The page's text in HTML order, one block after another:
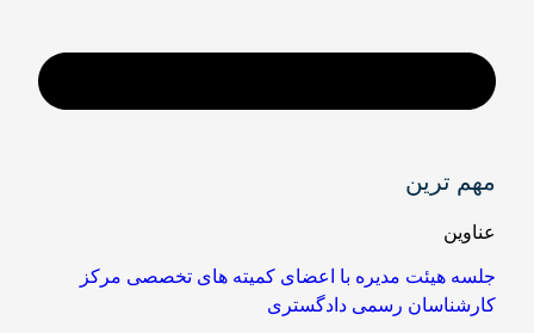
مهم ترین
عناوین
جلسه هیئت مدیره با اعضای کمیته های تخصصی مرکز
کارشناسان رسمی دادگستری